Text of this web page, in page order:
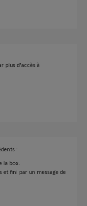
plus d'accès à
:
la box.
et fini par un message de